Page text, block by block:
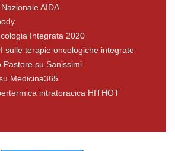
AIDA
Integrata 2020
sulle terapie oncologiche integrate
Pastore su Sanissimi
Medicina365
intratoracica HITHOT